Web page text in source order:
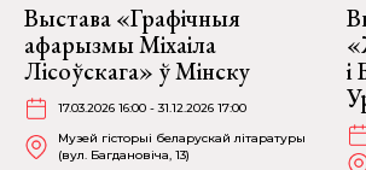
Выстава «Графічныя
афарызмы Міхаіла
Лісоўскага» ў Мінску
17.03.2026 16:00 - 31.12.2026 17:00
Музей гісторыі беларускай літаратуры
(вул. Багдановіча, 13)
і